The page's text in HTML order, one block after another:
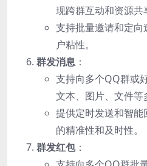
现跨群互动和资源共
支持批量邀请和定
户粘性。
群发消息 ：
支持向多个QQ群或
文本、图片、文件等
提供定时发送和智
的精准性和及时性。
群发红包：